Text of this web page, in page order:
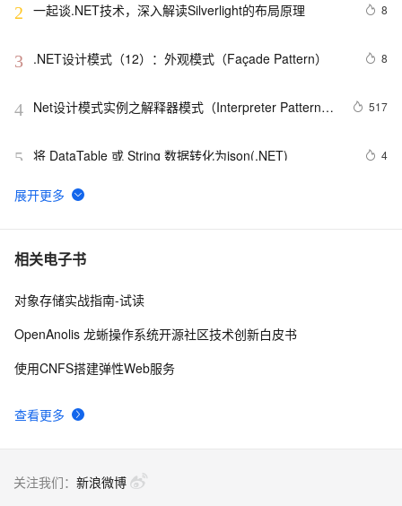
2 一起谈.NET技术，深入解读Silverlight的布局原理 8
3 .NET设计模式（12）：外观模式（Façade Pattern） 8
4 Net设计模式实例之解释器模式（Interpreter Pattern）
517
5 将 DataTable 或 String 数据转化为json(.NET) 4
6 .NET数据库编程求索之路--11.一些思考
7 Net设计模式实例之适配器模式（Adapter Pattern）
8 .NET深入解析LINQ框架（三：LINQ优雅的前奏）
Web
相关电子书
查看更多
对象存储实战指南-试读
OpenAnolis 龙蜥操作系统开源社区技术创新白皮书
使用CNFS搭建弹性Web服务
关注我们： 新浪微博